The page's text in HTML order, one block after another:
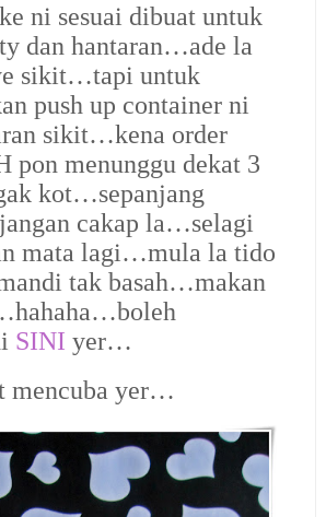
ni sesuai dibuat untuk
dan hantaran…ade la
sikit…tapi untuk
push up container ni
sikit…kena order
pon menunggu dekat 3
kot…sepanjang
cakap la…selagi
mata lagi…mula la tido
tak basah…makan
SINI yer…
mencuba yer…